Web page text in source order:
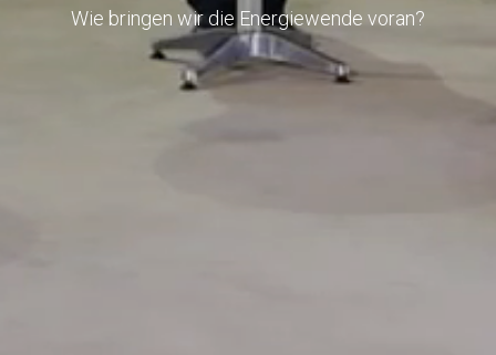
Wie bringen wir die Energiewende voran?